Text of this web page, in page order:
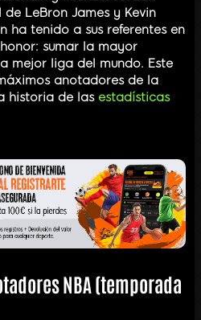
LeBron James y Kevin
ha tenido a sus referentes en
sumar la mayor
mejor liga del mundo. Este
anotadores de la
historia de las estadísticas
NBA (temporada